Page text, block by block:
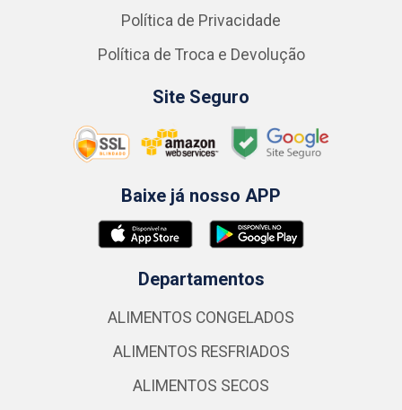
Política de Privacidade
Política de Troca e Devolução
Site Seguro
Baixe já nosso APP
Departamentos
ALIMENTOS CONGELADOS
ALIMENTOS RESFRIADOS
ALIMENTOS SECOS